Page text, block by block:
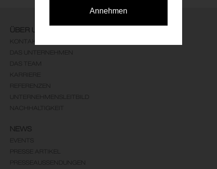
ÜBER UNS
KONTAKT
DAS UNTERNEHMEN
DAS TEAM
KARRIERE
REFERENZEN
UNTERNEHMENSLEITBILD
NACHHALTIGKEIT
NEWS
EVENTS
PRESSE ARTIKEL
PRESSEAUSSENDUNGEN
Annehmen